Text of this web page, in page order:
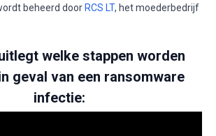
beheerd door RCS LT, het moederbedrijf
welke stappen worden
geval van een ransomware
infectie: